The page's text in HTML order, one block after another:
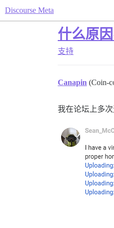
Discourse Meta
什么原
支持
Canapin (Coin-
我在论坛上多次